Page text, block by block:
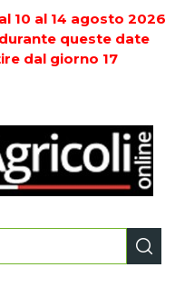
10 al 14 agosto 2026
queste date
dal giorno 17